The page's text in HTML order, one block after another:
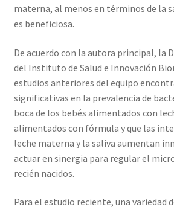
materna, al menos en términos de la
es beneficiosa.
De acuerdo con la autora principal, la
del Instituto de Salud e Innovación
estudios anteriores del equipo
significativas en la prevalencia de
boca de los bebés alimentados con
alimentados con fórmula y que las
leche materna y la saliva aumentan
actuar en sinergia para regular el
recién nacidos.
Para el estudio reciente, una variedad